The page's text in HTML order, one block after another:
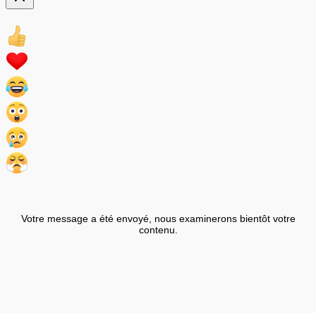
Votre message a été envoyé, nous examinerons bientôt votre
contenu.